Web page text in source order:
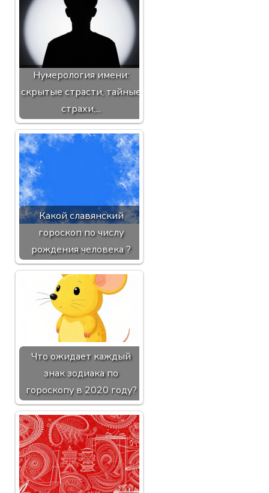
Нумерология имени:
скрытые страсти, тайные
страхи,...
Какой славянский
гороскоп по числу
рождения человека ?
Что ожидает каждый
знак зодиака по
гороскопу в 2020 году?